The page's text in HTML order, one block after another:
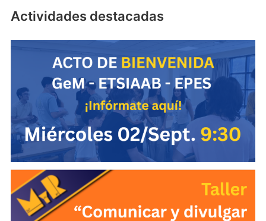
Actividades destacadas